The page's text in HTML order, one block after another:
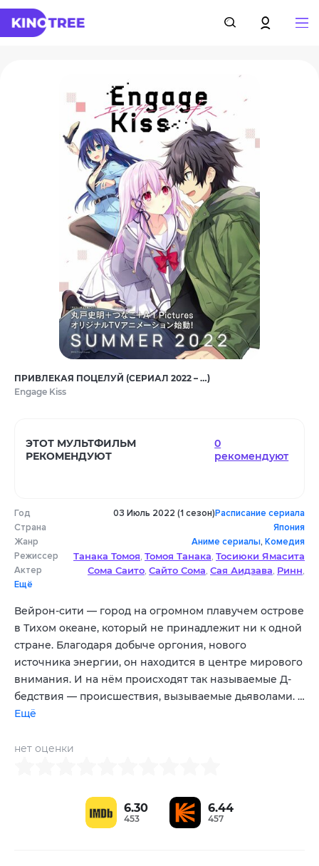
ПРИВЛЕКАЯ ПОЦЕЛУЙ (СЕРИАЛ 2022 – …)
Engage Kiss
ЭТОТ МУЛЬТФИЛЬМ
РЕКОМЕНДУЮТ
0
рекомендуют
Год
Страна
Жанр
Режиссер
Актер
Ещё
03 Июль 2022 (1 сезон)Расписание сериала
Япония
Аниме сериалы, Комедия
Танака Томоя, Томоя Танака, Тосиюки Ямасита
,Мицутоси Сато,Ёсицугу Кимура
Сома Саито, Сайто Сома, Сая Аидзава, Ринн,
Вейрон-сити — город на огромном плавучем острове
в Тихом океане, который не принадлежит ни к одной
стране. Благодаря добыче оргония, нового
источника энергии, он находится в центре мирового
внимания. И на нём происходят так называемые Д-
бедствия — происшествия, вызываемые дьяволами. …
Ещё
нет оценки
6.30
453
6.44
457